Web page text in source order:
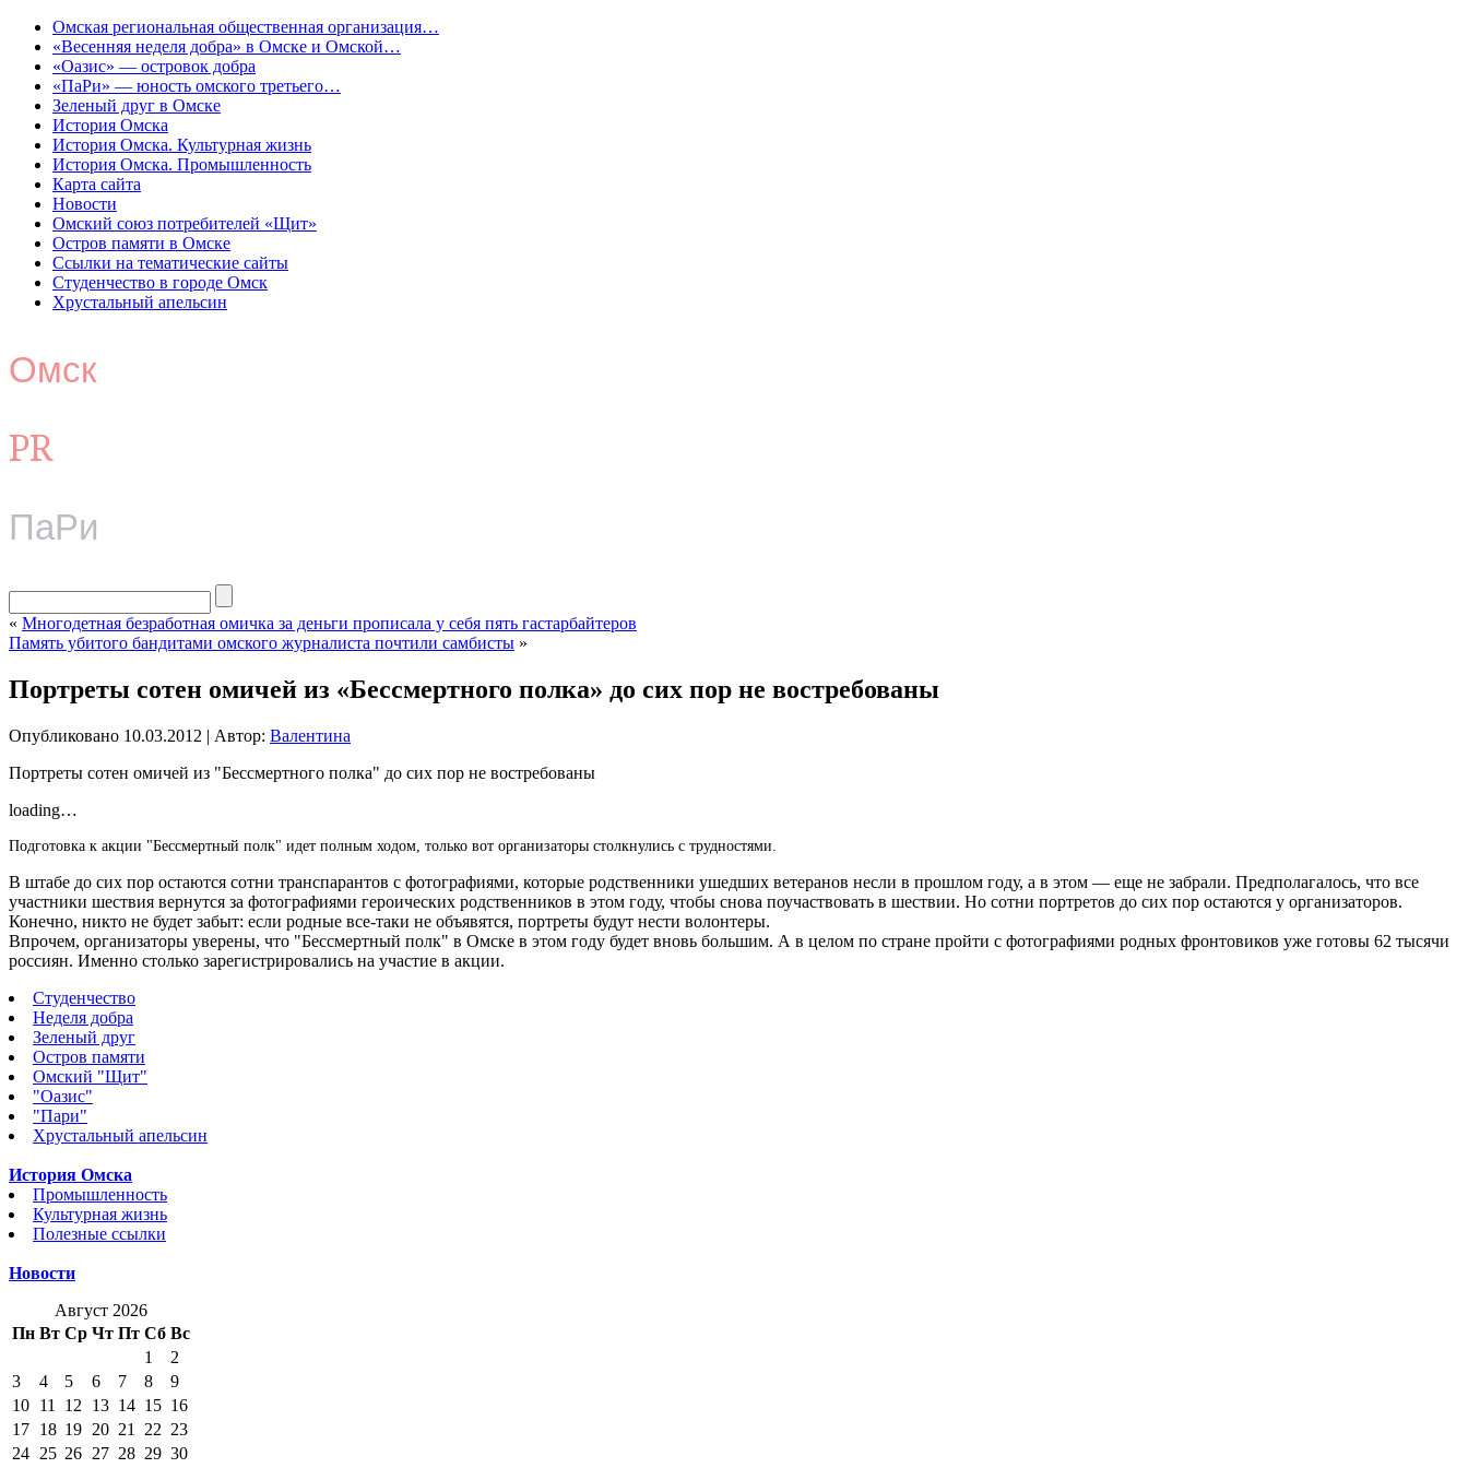
Омская региональная общественная организация…
«Весенняя неделя добра» в Омске и Омской…
«Оазис» — островок добра
«ПаРи» — юность омского третьего…
Зеленый друг в Омске
История Омска
История Омска. Культурная жизнь
История Омска. Промышленность
Карта сайта
Новости
Омский союз потребителей «Щит»
Остров памяти в Омске
Ссылки на тематические сайты
Студенчество в городе Омск
Хрустальный апельсин
Омск
PR
ПаРи
« Многодетная безработная омичка за деньги прописала у себя пять гастарбайтеров
Память убитого бандитами омского журналиста почтили самбисты »
Портреты сотен омичей из «Бессмертного полка» до сих пор не востребованы
Опубликовано 10.03.2012 | Автор: Валентина
Портреты сотен омичей из "Бессмертного полка" до сих пор не востребованы
loading…
Подготовка к акции "Бессмертный полк" идет полным ходом, только вот организаторы столкнулись с трудностями.
В штабе до сих пор остаются сотни транспарантов с фотографиями, которые родственники ушедших ветеранов несли в прошлом году, а в этом — еще не забрали. Предполагалось, что все
участники шествия вернутся за фотографиями героических родственников в этом году, чтобы снова поучаствовать в шествии. Но сотни портретов до сих пор остаются у организаторов.
Конечно, никто не будет забыт: если родные все-таки не объявятся, портреты будут нести волонтеры.
Впрочем, организаторы уверены, что "Бессмертный полк" в Омске в этом году будет вновь большим. А в целом по стране пройти с фотографиями родных фронтовиков уже готовы 62 тысячи
россиян. Именно столько зарегистрировались на участие в акции.
Студенчество
Неделя добра
Зеленый друг
Остров памяти
Омский "Щит"
"Оазис"
"Пари"
Хрустальный апельсин
История Омска
Промышленность
Культурная жизнь
Полезные ссылки
Новости
Август 2026
Пн Вт Ср Чт Пт Сб Вс
1
2
3
4 5 6 7 8
9
10 11 12 13 14 15 16
17 18 19 20 21 22 23
24 25 26 27 28 29 30